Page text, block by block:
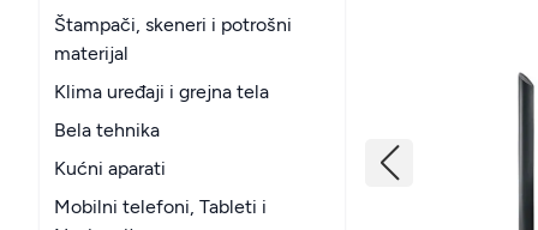
Štampači, skeneri i potrošni
materijal
Klima uređaji i grejna tela
Bela tehnika
Kućni aparati
Mobilni telefoni, Tableti i